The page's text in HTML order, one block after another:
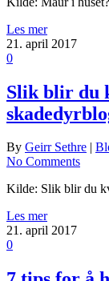
Les mer
21. april 2017
0
Slik blir du
By Geirr Sethre |
No Comments
Kilde: Slik blir du
Les mer
21. april 2017
0